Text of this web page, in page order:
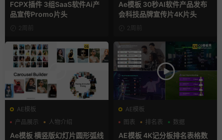
FCPX插件 3组SaaS软件Ai产
品宣传Promo片头
2周前
Ae模板 30秒AI软件产品发布
会科技品牌宣传片4K片头
2周前
AE模板
产品展示
人物介绍
团队介绍
Ae模板 横竖版幻灯片圆形弧线
AE模板
图表
排名表 数据
AE模板 4K记分板排名表格数